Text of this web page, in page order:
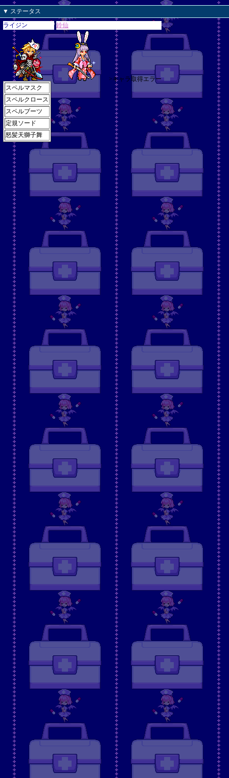
▼ ステータス
ライジン
スペルマスク
スペルクロース
スペルブーツ
定規ソード
怒髪天獅子舞
鈴仙
>キャラ取得エラー